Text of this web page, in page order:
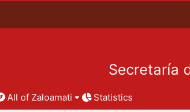
Secretaría
All of Zaloamati Statistics